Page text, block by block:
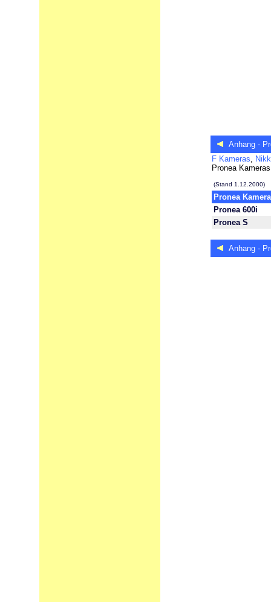
Anhang -
F Kameras,
Pronea
(Stand 1.12.2000)
Pronea
Pronea 600i
Pronea S
Anhang -